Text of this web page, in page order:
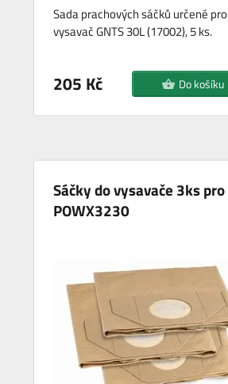
Sada prachových sáčků určené pro
vysavač GNTS 30L (17002), 5 ks.
205 Kč Do košíku
Sáčky do vysavače 3ks pro
POWX3230